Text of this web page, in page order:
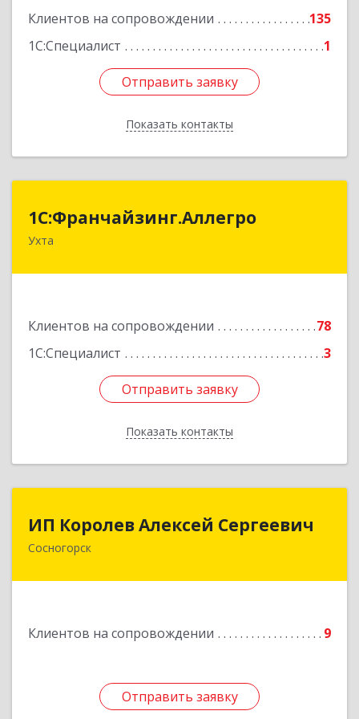
Клиентов на сопровождении
135
1С:Специалист
1
Отправить заявку
Показать контакты
Отправить заявку
Назад
1С:Франчайзинг.Аллегро
Ухта
Клиентов на сопровождении
78
1С:Специалист
3
Отправить заявку
Показать контакты
1С:Франчайзинг.Аллегро
169304, Коми Респ, Ухта г, Чернова ул, дом №
Отправить заявку
Назад
ИП Королев Алексей Сергеевич
Сосногорск
Клиентов на сопровождении 9
Отправить заявку
ИП Королев Алексей Сергеевич
169500, Коми Респ, Сосногорск г, Советская ул,
Отправить заявку